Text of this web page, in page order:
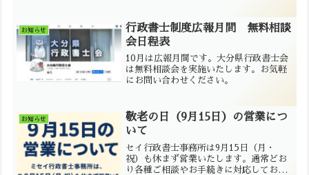
お知らせ
行政書士制度広報月間 無料相談
会日程表
10月は広報月間です。大分県行政書士会
は無料相談会を実施いたします。お気軽
にお問い合わせください。
お知らせ
敬老の日（9月15日）の営業につ
いて
セイ行政書士事務所は9月15日（月・
祝）も休まず営業いたします。通常どお
り各種ご相談やお手続きに対応しており